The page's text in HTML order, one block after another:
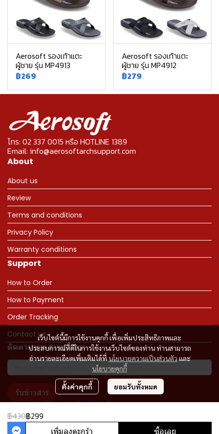
Aerosoft รองเท้าแตะ
ผู้ชาย รุ่น MP4913
฿269
Aerosoft รองเท้าแตะ
ผู้ชาย รุ่น MP4912
฿279
฿430฿299
เพิ่มลงตะกร้า ซื้อเลย
เว็บไซต์นี้มีการใช้งานคุกกี้ เพื่อเพิ่มประสิทธิภาพและ
ประสบการณ์ที่ดีในการใช้งานเว็บไซต์ของท่าน ท่านสามารถ
อ่านรายละเอียดเพิ่มเติมได้ที่นโยบายความเป็นส่วนตัวและ
นโยบายคุกกี้
ตั้งค่าคุกกี้ ยอมรับทั้งหมด
โทร: 02 337 0015 หรือ HOTLINE 1389
Email: info@aerosoftarchsupport.com
About
About us
Review
Terms and conditions
Privacy Policy
Warranty conditions
Support
How to Order
How to Payment
Order Tracking
Contact us
ติดตามข่าวสารจากเรา
รับข่าวสาร